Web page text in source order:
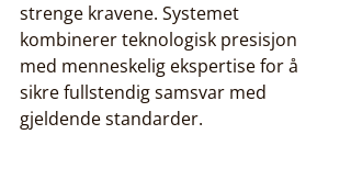
strenge kravene. Systemet
kombinerer teknologisk presisjon
med menneskelig ekspertise for å
sikre fullstendig samsvar med
gjeldende standarder.